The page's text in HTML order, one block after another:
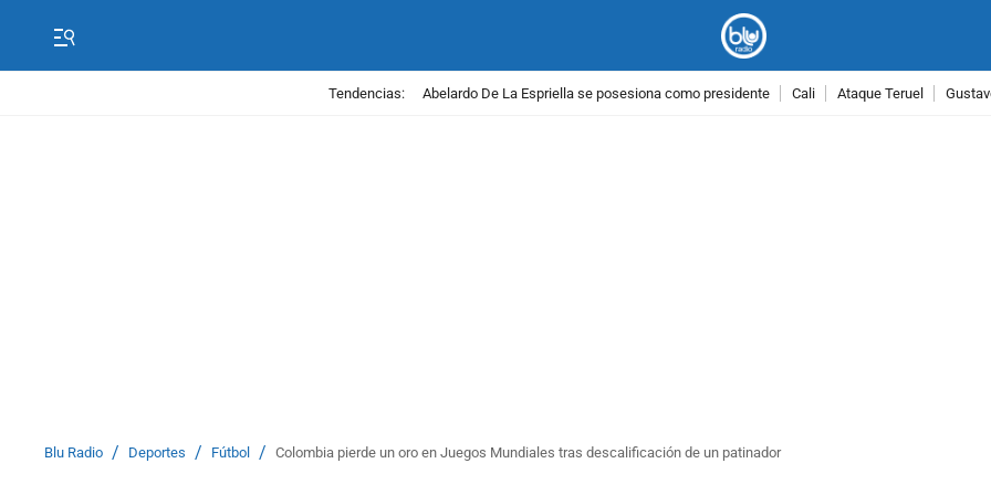
Tendencias: Abelardo De La Espriella se posesiona como presidente Cali Ataque Teruel
Blu Radio / Deportes / Fútbol / Colombia pierde un oro en Juegos Mundiales tras descalificación de un patinador